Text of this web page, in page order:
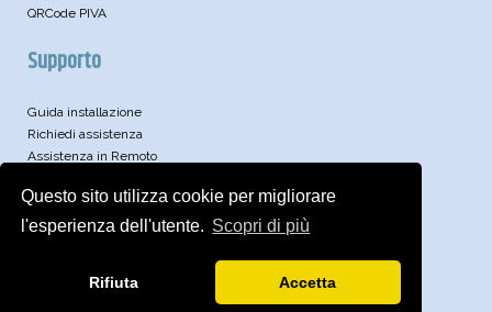
Questo sito utilizza cookie per migliorare
l'esperienza dell'utente. Scopri di più
Rifiuta Accetta
QRCode PIVA
Supporto
Guida installazione
Richiedi assistenza
Assistenza in Remoto
Video
Articoli Tecnici
Archivio News